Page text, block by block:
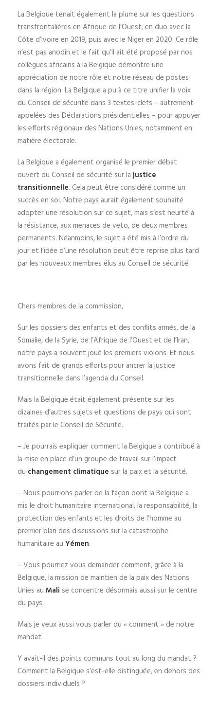
La Belgique tenait également la plume sur les questions
transfrontalières en Afrique de l’Ouest, en duo avec la
Côte d’Ivoire en 2019, puis avec le Niger en 2020. Ce rôle
n’est pas anodin et le fait qu’il ait été proposé par nos
collègues africains à la Belgique démontre une
appréciation de notre rôle et notre réseau de postes
dans la région. La Belgique a pu à ce titre unifier la voix
du Conseil de sécurité dans 3 textes-clefs – autrement
appelées des Déclarations présidentielles – pour appuyer
les efforts régionaux des Nations Unies, notamment en
matière électorale.
La Belgique a également organisé le premier débat
ouvert du Conseil de sécurité sur lajustice
transitionnelle. Cela peut être considéré comme un
succès en soi. Notre pays aurait également souhaité
adopter une résolution sur ce sujet, mais s’est heurté à
la résistance, aux menaces de veto, de deux membres
permanents. Néanmoins, le sujet a été mis à l’ordre du
jour et l’idée d’une résolution peut être reprise plus tard
par les nouveaux membres élus au Conseil de sécurité.
Chers membres de la commission,
Sur les dossiers des enfants et des conflits armés, de la
Somalie, de la Syrie, de l’Afrique de l’Ouest et de l’Iran,
notre pays a souvent joué les premiers violons. Et nous
avons fait de grands efforts pour ancrer la justice
transitionnelle dans l’agenda du Conseil.
Mais la Belgique était également présente sur les
dizaines d’autres sujets et questions de pays qui sont
traités par le Conseil de Sécurité.
– Je pourrais expliquer comment la Belgique a contribué à
la mise en place d’un groupe de travail sur l’impact
du changement climatique sur la paix et la sécurité.
– Nous pourrions parler de la façon dont la Belgique a
mis le droit humanitaire international, la responsabilité, la
protection des enfants et les droits de l’homme au
premier plan des discussions sur la catastrophe
humanitaire au Yémen.
– Vous pourriez vous demander comment, grâce à la
Belgique, la mission de maintien de la paix des Nations
Unies au Mali se concentre désormais aussi sur le centre
du pays.
Mais je veux aussi vous parler du « comment » de notre
mandat.
Y avait-il des points communs tout au long du mandat ?
Comment la Belgique s’est-elle distinguée, en dehors des
dossiers individuels ?